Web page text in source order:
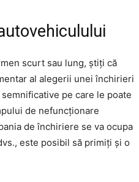
scurt sau lung, știți că
al alegerii unei închirieri
pe care le poate
de nefuncționare
de închiriere se va ocupa
este posibil să primiți și o